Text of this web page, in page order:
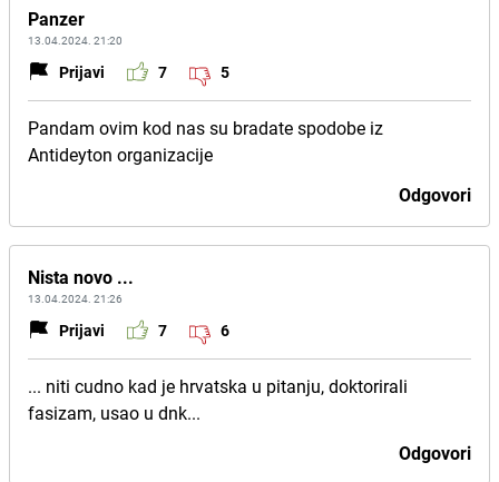
Panzer
13.04.2024. 21:20
Prijavi 7 5
Pandam ovim kod nas su bradate spodobe iz
Antideyton organizacije
Odgovori
Nista novo ...
13.04.2024. 21:26
Prijavi 7 6
... niti cudno kad je hrvatska u pitanju, doktorirali
fasizam, usao u dnk...
Odgovori